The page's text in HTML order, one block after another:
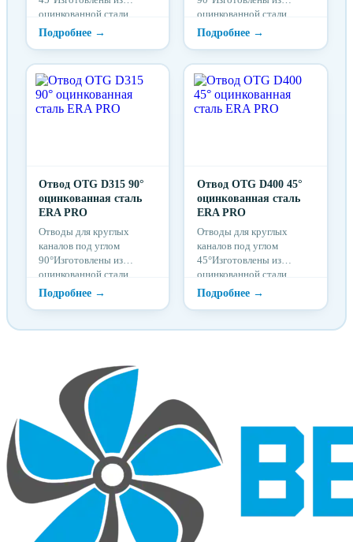
оцинкованной стали
оцинкованной стали
Отвод OTG D315 90°
оцинкованная сталь
ERA PRO
Отводы для круглых
каналов под углом
90°Изготовлены из
оцинкованной стали
Отвод OTG D400 45°
оцинкованная сталь
ERA PRO
Отводы для круглых
каналов под углом
45°Изготовлены из
оцинкованной стали